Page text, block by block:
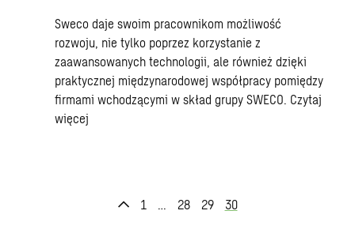
Sweco daje swoim pracownikom możliwość
rozwoju, nie tylko poprzez korzystanie z
zaawansowanych technologii, ale również dzięki
praktycznej międzynarodowej współpracy pomiędzy
firmami wchodzącymi w skład grupy SWECO. Czytaj
więcej
1 … 28 29 30